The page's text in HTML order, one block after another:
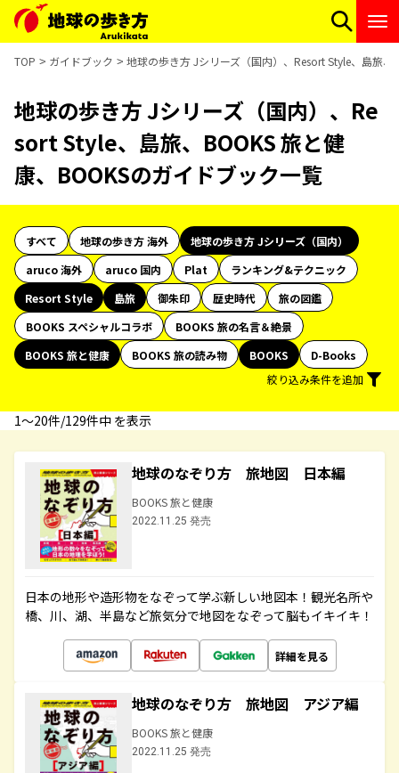
TOP ガイドブック 地球の歩き方 Jシリーズ（国内）、Resort Style、島旅
地球の歩き方 Jシリーズ（国内）、Re
sort Style、島旅、BOOKS 旅と健
康、BOOKSのガイドブック一覧
すべて 地球の歩き方 海外
地球の歩き方 Jシリーズ（国内）
aruco 海外
aruco 国内 Plat
ランキング&テクニック
Resort Style
島旅 御朱印 歴史時代
旅の図鑑
BOOKS スペシャルコラボ
BOOKS 旅の名言＆絶景
BOOKS 旅と健康
BOOKS 旅の読み物 BOOKS
D-Books
絞り込み条件を追加
1〜20件/129件中 を表示
地球のなぞり方 旅地図 日本編
BOOKS 旅と健康
2022.11.25 発売
日本の地形や造形物をなぞって学ぶ新しい地図本！観光名所や
橋、川、湖、半島など旅気分で地図をなぞって脳もイキイキ！
詳細を見る
地球のなぞり方 旅地図 アジア編
BOOKS 旅と健康
2022.11.25 発売